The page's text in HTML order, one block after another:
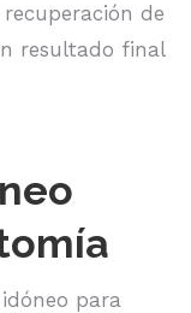
de
resultado final
para